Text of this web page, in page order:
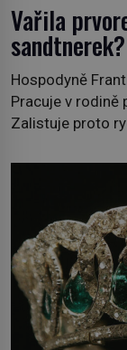
Vařila
sandtnerek?
Hospodyně
Pracuje v rodině
Zalistuje proto
povzdechne si
ruce. Ještě v
nedostatku